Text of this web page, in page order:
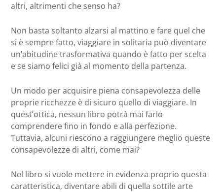
altri, altrimenti che senso ha?
Non basta soltanto alzarsi al mattino e fare quel che
si è sempre fatto, viaggiare in solitaria può diventare
un’abitudine trasformativa quando è fatto per scelta
e se siamo felici già al momento della partenza.
Un modo per acquisire piena consapevolezza delle
proprie ricchezze è di sicuro quello di viaggiare. In
quest’ottica, nessun libro potrà mai farlo
comprendere fino in fondo e alla perfezione.
Tuttavia, alcuni riescono a raggiungere meglio queste
consapevolezze di altri, come mai?
Nel libro si vuole mettere in evidenza proprio questa
caratteristica, diventare abili di quella sottile arte